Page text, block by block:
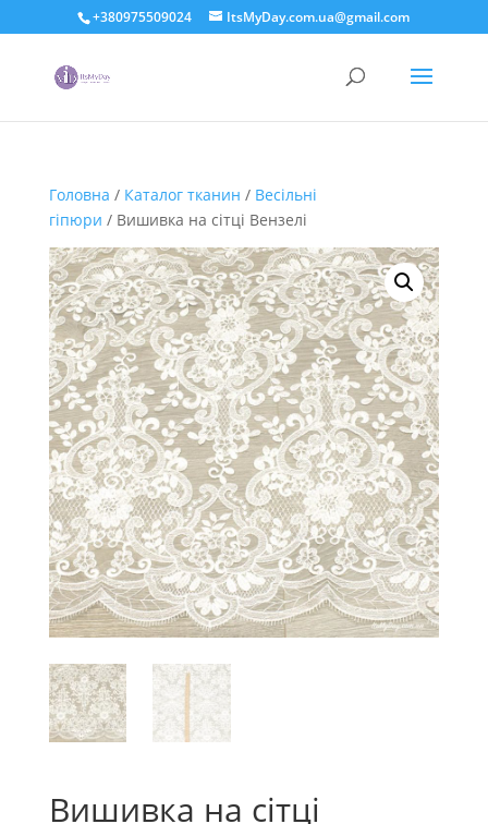
+380975509024 ItsMyDay.com.ua@gmail.com
Головна / Каталог тканин / Весільні
гіпюри / Вишивка на сітці Вензелі
Вишивка на сітці